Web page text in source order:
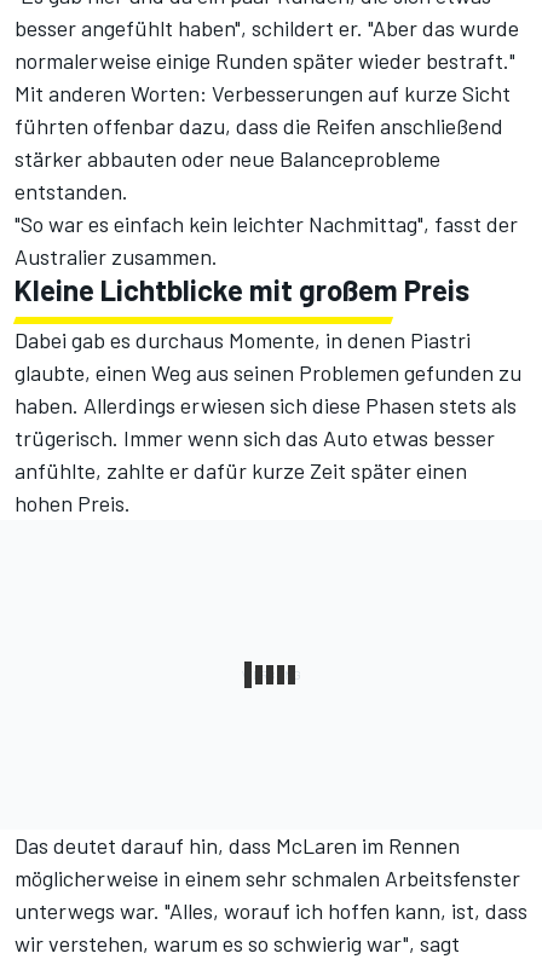
besser angefühlt haben", schildert er. "Aber das wurde
normalerweise einige Runden später wieder bestraft."
Mit anderen Worten: Verbesserungen auf kurze Sicht
führten offenbar dazu, dass die Reifen anschließend
stärker abbauten oder neue Balanceprobleme
entstanden.
"So war es einfach kein leichter Nachmittag", fasst der
Australier zusammen.
Kleine Lichtblicke mit großem Preis
Dabei gab es durchaus Momente, in denen Piastri
glaubte, einen Weg aus seinen Problemen gefunden zu
haben. Allerdings erwiesen sich diese Phasen stets als
trügerisch. Immer wenn sich das Auto etwas besser
anfühlte, zahlte er dafür kurze Zeit später einen
hohen Preis.
Das deutet darauf hin, dass McLaren im Rennen
möglicherweise in einem sehr schmalen Arbeitsfenster
unterwegs war. "Alles, worauf ich hoffen kann, ist, dass
wir verstehen, warum es so schwierig war", sagt